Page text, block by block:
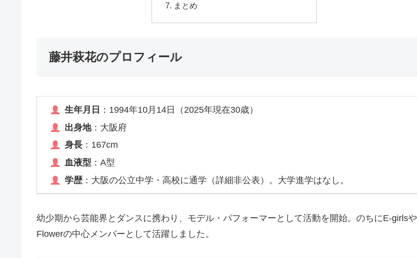
まとめ
藤井萩花のプロフィール
生年月日 ：1994年10月14日（2025年現在30歳）
出身地：大阪府
身長 ：167cm
血液型 ：A型
学歴 ：大阪の公立中学・高校に通学（詳細非公表）。大学進学はなし。
幼少期から芸能界とダンスに携わり、モデル・パフォーマーとして活動を開始。のちにE-girlsや
Flowerの中心メンバーとして活躍しました。